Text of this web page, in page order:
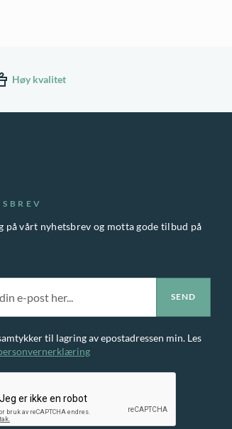
Høy kvalitet
på vårt nyhetsbrev og motta gode tilbud på
til lagring av epostadressen min. Les